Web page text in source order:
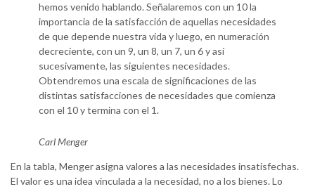
hemos venido hablando. Señalaremos con un 10 la
importancia de la satisfacción de aquellas necesidades
de que depende nuestra vida y luego, en numeración
decreciente, con un 9, un 8, un 7, un 6 y así
sucesivamente, las siguientes necesidades.
Obtendremos una escala de significaciones de las
distintas satisfacciones de necesidades que comienza
con el 10 y termina con el 1.
Carl Menger
En la tabla, Menger asigna valores a las necesidades insatisfechas.
El valor es una idea vinculada a la necesidad, no a los bienes. Lo